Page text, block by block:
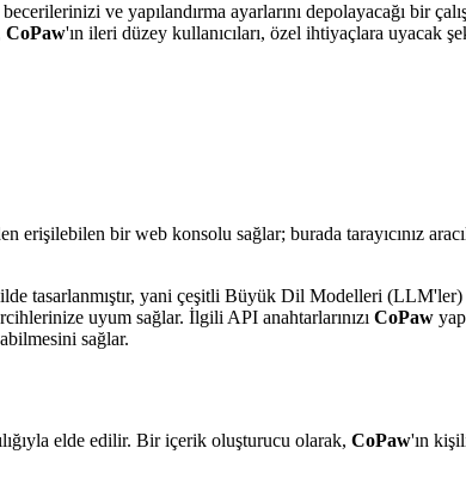
becerilerinizi ve yapılandırma ayarlarını depolayacağı bir
CoPaw'ın ileri düzey kullanıcıları, özel ihtiyaçlara uyacak
erişilebilen bir web konsolu sağlar; burada tarayıcınız
tasarlanmıştır, yani çeşitli Büyük Dil Modelleri (LLM'ler)
uyum sağlar. İlgili API anahtarlarınızı CoPaw
sağlar.
elde edilir. Bir içerik oluşturucu olarak, CoPaw'ın